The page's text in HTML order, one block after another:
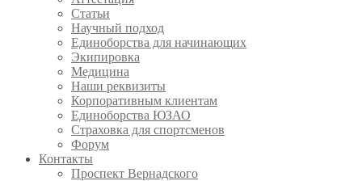
Статьи
Научный подход
Единоборства для начинающих
Экипировка
Медицина
Наши реквизиты
Корпоративным клиентам
Единоборства ЮЗАО
Страховка для спортсменов
Форум
Контакты
Проспект Вернадского